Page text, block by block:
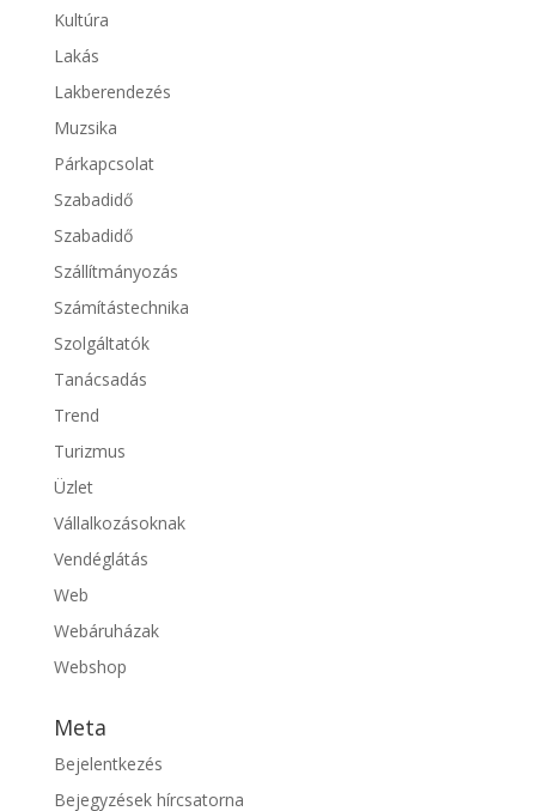
Kultúra
Lakás
Lakberendezés
Muzsika
Párkapcsolat
Szabadidő
Szabadidő
Szállítmányozás
Számítástechnika
Szolgáltatók
Tanácsadás
Trend
Turizmus
Üzlet
Vállalkozásoknak
Vendéglátás
Web
Webáruházak
Webshop
Meta
Bejelentkezés
Bejegyzések hírcsatorna